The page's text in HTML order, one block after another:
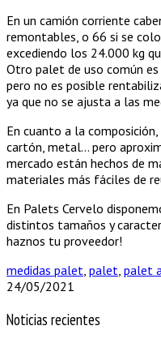
En un camión corriente
remontables, o 66 si se
excediendo los 24.000 kg
Otro palet de uso común
pero no es posible
ya que no se ajusta a las
En cuanto a la
cartón, metal… pero
mercado están hechos de
materiales más fáciles de
En Palets Cervelo
distintos tamaños y
haznos tu proveedor!
medidas palet palet palet
24/05/2021
Noticias recientes